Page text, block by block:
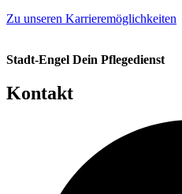
Zu unseren Karrieremöglichkeiten
Stadt-Engel Dein Pflegedienst
Kontakt